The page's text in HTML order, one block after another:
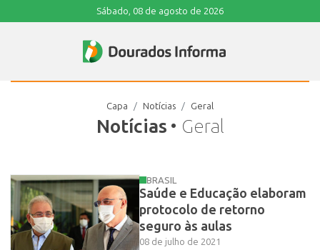
Sábado, 08 de agosto de 2026
Notícias • Geral
Capa Notícias Geral
BRASIL
Saúde e Educação elaboram
protocolo de retorno
seguro às aulas
08 de julho de 2021